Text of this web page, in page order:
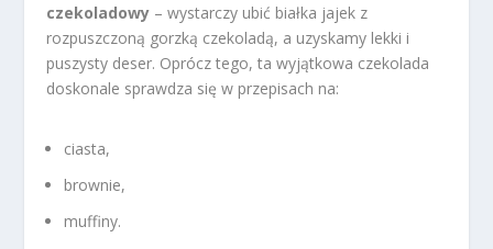
czekoladowy – wystarczy ubić białka jajek z
rozpuszczoną gorzką czekoladą, a uzyskamy lekki i
puszysty deser. Oprócz tego, ta wyjątkowa czekolada
doskonale sprawdza się w przepisach na:
ciasta,
brownie,
muffiny.